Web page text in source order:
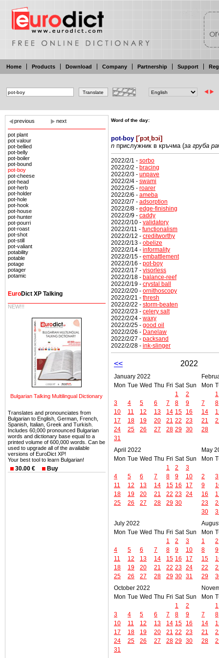
Home Products Download Company Partnership Support
previous next
pot plant
pot valour
pot-bellied
pot-belly
pot-boiler
pot-bound
pot-boy
pot-cheese
pot-head
pot-herb
pot-holder
pot-hole
pot-hook
pot-house
pot-hunter
pot-pourri
pot-roast
pot-shot
pot-still
pot-valiant
potability
potable
potage
potager
potamic
EuroDict XP Talking
NEW!!!
Bulgarian Talking Multilingual Dictionary
Translates and pronounciates from
Bulgarian to English, German, French,
Spanish, Italian, Greek and Turkish.
Includes 60,000 pronounced Bulgarian
words and dictionary base equal to a
printed volume of 600,000 words. Can be
used to upgrade all of the available
versions of EuroDict XP!
Your best tool to learn Bulgarian!
30.00 € Buy
Word of the day:
pot-boy [´pɔt¸bɔi]
n прислужник в кръчма (за груба
2022/2/1 - sorbo
2022/2/2 - bracing
2022/2/3 - unpave
2022/2/4 - swami
2022/2/5 - roarer
2022/2/6 - ameba
2022/2/7 - adsorption
2022/2/8 - edge-finishing
2022/2/9 - caddy
2022/2/10 - validatory
2022/2/11 - functionalism
2022/2/12 - creditworthy
2022/2/13 - obelize
2022/2/14 - informality
2022/2/15 - embattlement
2022/2/16 - pot-boy
2022/2/17 - visorless
2022/2/18 - balance-reef
2022/2/19 - crystal ball
2022/2/20 - ornithoscopy
2022/2/21 - thresh
2022/2/22 - storm-beaten
2022/2/23 - celery salt
2022/2/24 - waxy
2022/2/25 - good oil
2022/2/26 - Danelaw
2022/2/27 - packsand
2022/2/28 - ink-slinger
<< 2022
January 2022
Mon Tue Wed Thu Fri Sat Sun
1
2
3
4 5 6 7 8
9
10
11 12 13 14 15
16
17
18 19 20 21 22
23
24
25 26 27 28 29 30
31
Mon
1
7
8
14
21
28
April 2022
Mon Tue Wed Thu Fri Sat Sun
1
2
3
4
5 6 7 8 9
10
11
12 13 14 15 16
17
18
19 20 21 22 23 24
25
26 27 28 29 30
May
Mon
2
3
9
16
23
30
July 2022
Mon Tue Wed Thu Fri Sat Sun
1
2
3
4
5 6 7 8 9
10
11
12 13 14 15 16
17
18
19 20 21 22 23 24
25
26 27 28 29 30 31
Mon
1
2
8
9
15
22
29
October 2022
Mon Tue Wed Thu Fri Sat Sun
1
2
3
4 5 6 7 8
9
10
11 12 13 14 15
16
17
18 19 20 21 22
23
24
25 26 27 28 29 30
31
Mon
1
7
8
14
21
28